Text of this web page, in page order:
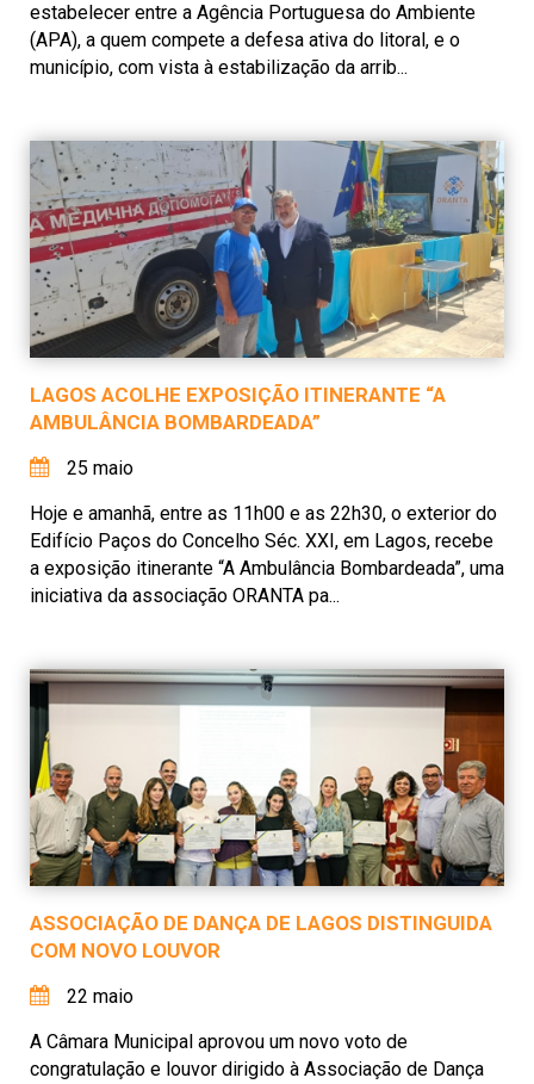
estabelecer entre a Agência Portuguesa do Ambiente
(APA), a quem compete a defesa ativa do litoral, e o
município, com vista à estabilização da arrib...
LAGOS ACOLHE EXPOSIÇÃO ITINERANTE “A
AMBULÂNCIA BOMBARDEADA”
25 maio
Hoje e amanhã, entre as 11h00 e as 22h30, o exterior do
Edifício Paços do Concelho Séc. XXI, em Lagos, recebe
a exposição itinerante “A Ambulância Bombardeada”, uma
iniciativa da associação ORANTA pa...
ASSOCIAÇÃO DE DANÇA DE LAGOS DISTINGUIDA
COM NOVO LOUVOR
22 maio
A Câmara Municipal aprovou um novo voto de
congratulação e louvor dirigido à Associação de Dança